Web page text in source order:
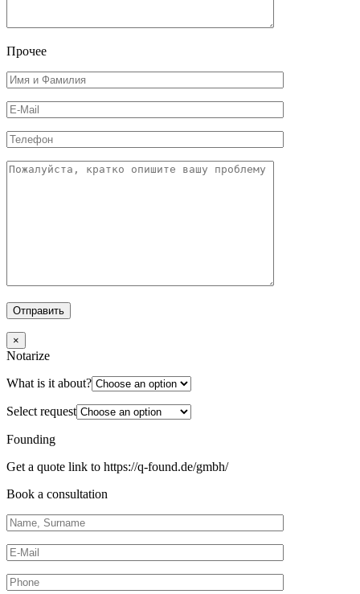
Прочее
×
Notarize
What is it about?
Select request
Founding
Get a quote link to https://q-found.de/gmbh/
Book a consultation